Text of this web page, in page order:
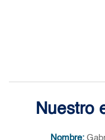
Nuestro
Nombre: